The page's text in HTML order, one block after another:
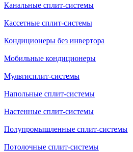
Канальные сплит-системы
Кассетные сплит-системы
Кондиционеры без инвертора
Мобильные кондиционеры
Мультисплит-системы
Напольные сплит-системы
Настенные сплит-системы
Полупромышленные сплит-системы
Потолочные сплит-системы